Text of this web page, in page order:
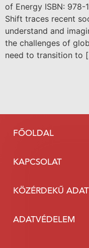
of Energy ISBN:
Shift traces recent
understand and
the challenges of
need to transition to
FŐOLDAL
KAPCSOLAT
KÖZÉRDEKŰ
ADATVÉDELEM